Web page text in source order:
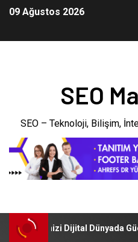
09 Ağustos 2026
SEO
SEO – Teknoloji, Bilişim,
İşletmenizi Dijital Dünyada